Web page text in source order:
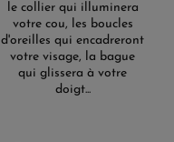
le collier qui illuminera
votre cou, les boucles
d'oreilles qui encadreront
votre visage, la bague
qui glissera à votre
doigt...